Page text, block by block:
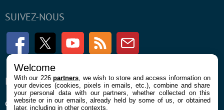
SUIVEZ-NOUS
FacebookTwitter Youtube RSS Newsletter
ENTREPRISE
Confidentialité et Cookies
À PROPOS
Contact
Welcome
With our 226partners , we wish to store and access information on
your devices (cookies, pixels in emails, etc.), combine and share
your personal data with our partners, whether collected on this
website or in our emails, already held by some of us, or obtained
later, including in other contexts.